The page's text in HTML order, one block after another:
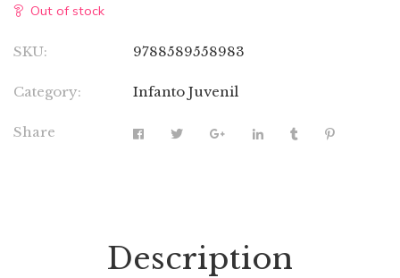
Out of stock
SKU: 9788589558983
Category: Infanto Juvenil
Share
Description